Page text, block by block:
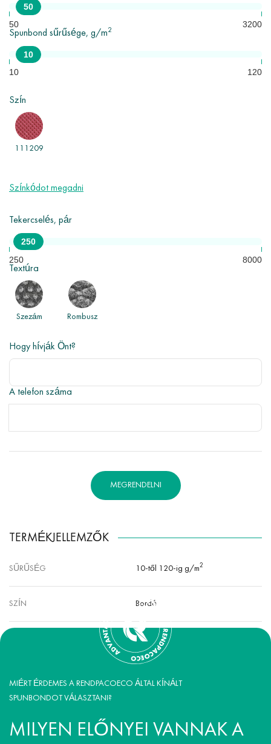
ig.
A spunbond fő felhasználási területei a gyógyászat, bútorgyártás,
mezőgazdaság, ipar, építőipar, higiéniai termékek és egyebek.
Minimális rendelés - 10 tekercs.
50
50
3200
Spunbond sűrűsége, g/m2
10
10
120
Szín
111209
Színkódot megadni
Tekercselés, pár
250
250
8000
Textúra
Szezám Rombusz
Hogy hívják Önt?
A telefon száma
MEGRENDELNI
TERMÉKJELLEMZŐK
SŰRŰSÉG 10-től 120-ig g/m2
SZÍN Bordó
MIÉRT ÉRDEMES A RENDPACOECO ÁLTAL KÍNÁLT
SPUNBONDOT VÁLASZTANI?
MILYEN ELŐNYEI VANNAK A